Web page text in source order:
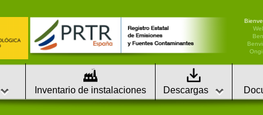
Inventario de instalaciones Descargas